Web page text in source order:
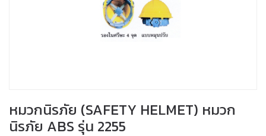
หมวกนิรภัย (SAFETY HELMET) หมวก
นิรภัย ABS รุ่น 2255